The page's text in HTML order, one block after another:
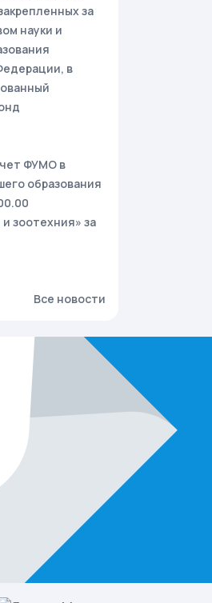
за
науки и
в
ФУМО в
образования
зоотехния» за
Все новости